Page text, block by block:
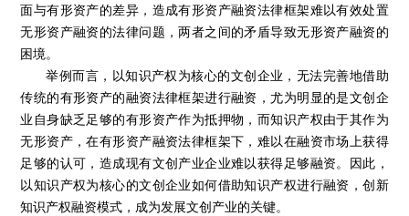
面与有形资产的差异，造成有形资产融资法律框架难以有效处置
无形资产融资的法律问题，两者之间的矛盾导致无形资产融资的
困境。
举例而言，以知识产权为核心的文创企业，无法完善地借助
传统的有形资产的融资法律框架进行融资，尤为明显的是文创企
业自身缺乏足够的有形资产作为抵押物，而知识产权由于其作为
无形资产，在有形资产融资法律框架下，难以在融资市场上获得
足够的认可，造成现有文创产业企业难以获得足够融资。因此，
以知识产权为核心的文创企业如何借助知识产权进行融资，创新
知识产权融资模式，成为发展文创产业的关键。